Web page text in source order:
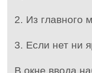
2. Из
3. Если нет ни
В окне ввода